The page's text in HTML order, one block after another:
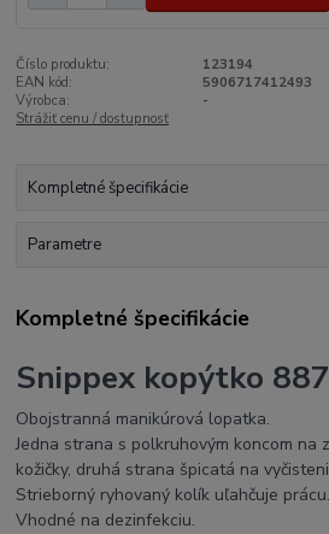
Číslo produktu:
123194
EAN kód:
5906717412493
Výrobca:
-
Strážiť cenu / dostupnosť
Kompletné špecifikácie
Parametre
Kompletné špecifikácie
Snippex kopýtko 887
Obojstranná manikúrová lopatka.
Jedna strana s polkruhovým koncom na
kožičky, druhá strana špicatá na
Strieborný ryhovaný kolík uľahčuje prácu.
Vhodné na dezinfekciu.